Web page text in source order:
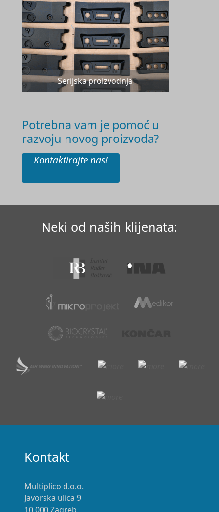
Serijska proizvodnja
Potrebna vam je pomoć u
razvoju novog proizvoda?
Kontaktirajte nas!
Neki od naših klijenata:
Kontakt
Multiplico d.o.o.
Javorska ulica 9
10 000 Zagreb